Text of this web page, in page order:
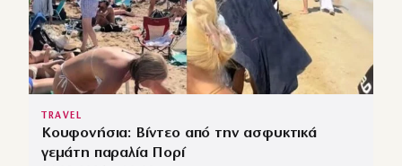
TRAVEL
Κουφονήσια: Βίντεο από την ασφυκτικά
γεμάτη παραλία Πορί